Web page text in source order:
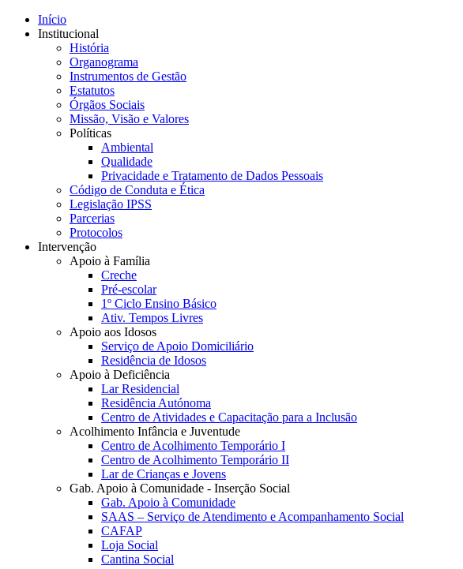
Início
Institucional
História
Organograma
Instrumentos de Gestão
Estatutos
Órgãos Sociais
Missão, Visão e Valores
Políticas
Ambiental
Qualidade
Privacidade e Tratamento de Dados Pessoais
Código de Conduta e Ética
Legislação IPSS
Parcerias
Protocolos
Intervenção
Apoio à Família
Creche
Pré-escolar
1º Ciclo Ensino Básico
Ativ. Tempos Livres
Apoio aos Idosos
Serviço de Apoio Domiciliário
Residência de Idosos
Apoio à Deficiência
Lar Residencial
Residência Autónoma
Centro de Atividades e Capacitação para a Inclusão
Acolhimento Infância e Juventude
Centro de Acolhimento Temporário I
Centro de Acolhimento Temporário II
Lar de Crianças e Jovens
Gab. Apoio à Comunidade - Inserção Social
Gab. Apoio à Comunidade
SAAS – Serviço de Atendimento e Acompanhamento Social
CAFAP
Loja Social
Cantina Social